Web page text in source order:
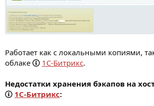
Работает как с локальными копиями,
облаке
1С-Битрикс.
Недостатки хранения бэкапов на
1С-Битрикс: